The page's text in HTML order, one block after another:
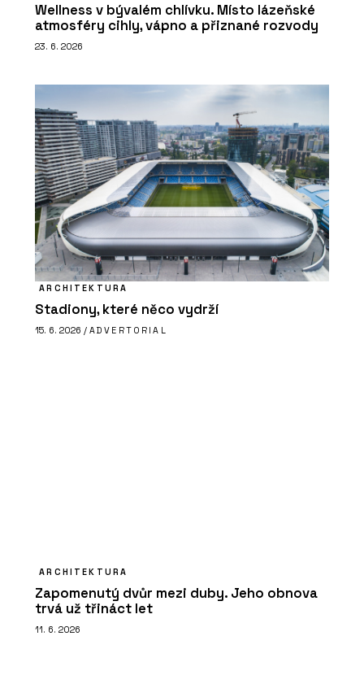
Wellness v bývalém chlívku. Místo lázeňské
atmosféry cihly, vápno a přiznané rozvody
23. 6. 2026
ARCHITEKTURA
Stadiony, které něco vydrží
15. 6. 2026 / ADVERTORIAL
ARCHITEKTURA
Zapomenutý dvůr mezi duby. Jeho obnova
trvá už třináct let
11. 6. 2026